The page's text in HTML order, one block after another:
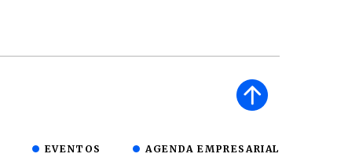
EVENTOS AGENDA EMPRESARIAL